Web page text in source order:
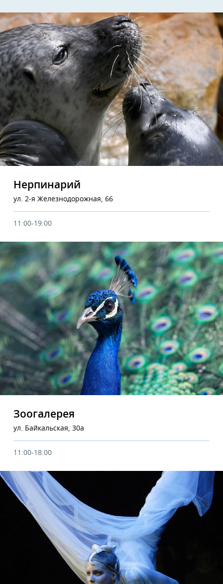
Нерпинарий
ул. 2-я Железнодорожная, 66
11:00-19:00
Зоогалерея
ул. Байкальская, 30а
11:00-18:00